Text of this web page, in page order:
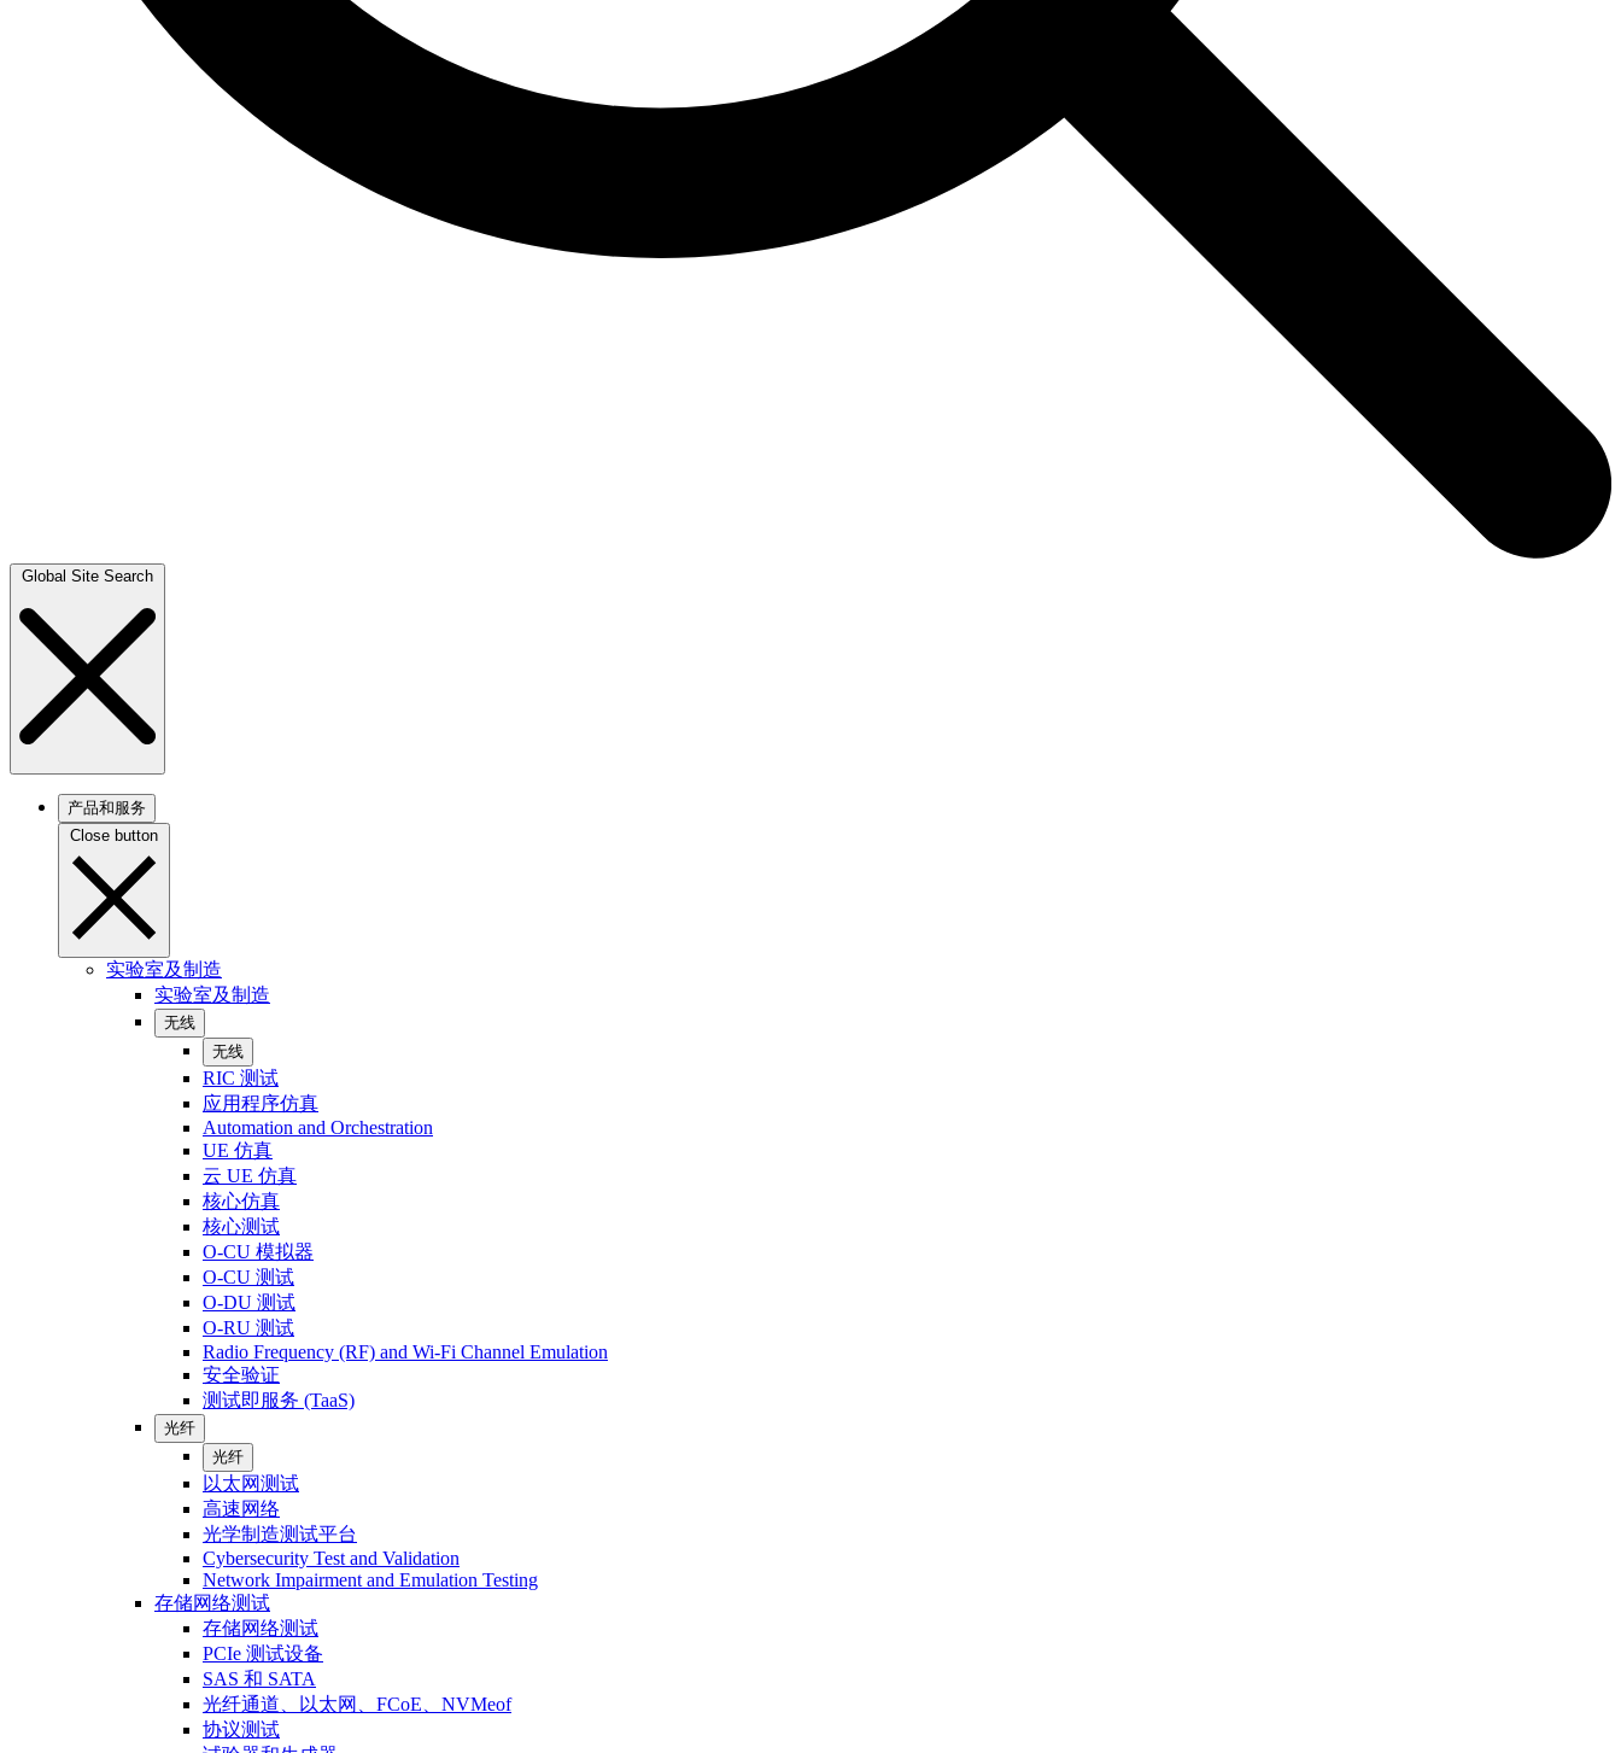
Global Site Search
产品和服务
Close button
实验室及制造
实验室及制造
无线
无线
RIC 测试
应用程序仿真
Automation and Orchestration
UE 仿真
云 UE 仿真
核心仿真
核心测试
O-CU 模拟器
O-CU 测试
O-DU 测试
O-RU 测试
Radio Frequency (RF) and Wi-Fi Channel Emulation
安全验证
测试即服务 (TaaS)
光纤
光纤
以太网测试
高速网络
光学制造测试平台
Cybersecurity Test and Validation
Network Impairment and Emulation Testing
存储网络测试
存储网络测试
PCIe 测试设备
SAS 和 SATA
光纤通道、以太网、FCoE、NVMeof
协议测试